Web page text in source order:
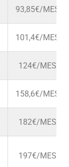
93,85€/MES
101,4€/MES
124€/MES
158,6€/MES
182€/MES
197€/MES